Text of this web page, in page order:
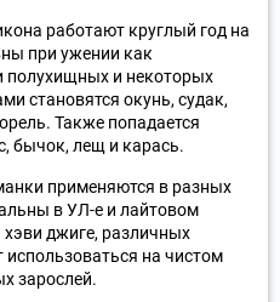
работают круглый год на
при ужении как
полухищных и некоторых
становятся окунь, судак,
Также попадается
бычок, лещ и карась.
применяются в разных
в УЛ-е и лайтовом
джиге, различных
на чистом
зарослей.